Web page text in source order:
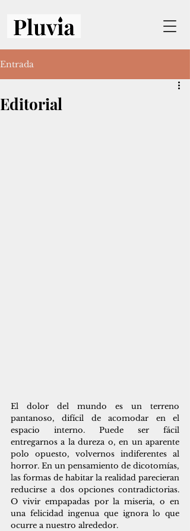
Entrada
Editorial
El dolor del mundo es un terreno
pantanoso, difícil de acomodar en el
espacio interno. Puede ser fácil
entregarnos a la dureza o, en un aparente
polo opuesto, volvernos indiferentes al
horror. En un pensamiento de dicotomías,
las formas de habitar la realidad parecieran
reducirse a dos opciones contradictorias.
O vivir empapadas por la miseria, o en
una felicidad ingenua que ignora lo que
ocurre a nuestro alrededor.